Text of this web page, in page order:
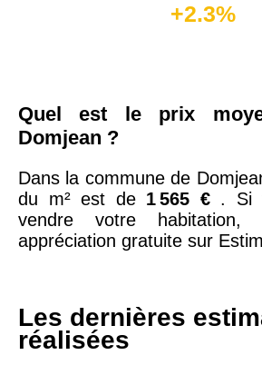
+2.3%
Quel est le prix
Domjean ?
Dans la commune de
du m² est de 1 565 € . Si
vendre votre habitation,
appréciation gratuite sur
Les dernières
réalisées